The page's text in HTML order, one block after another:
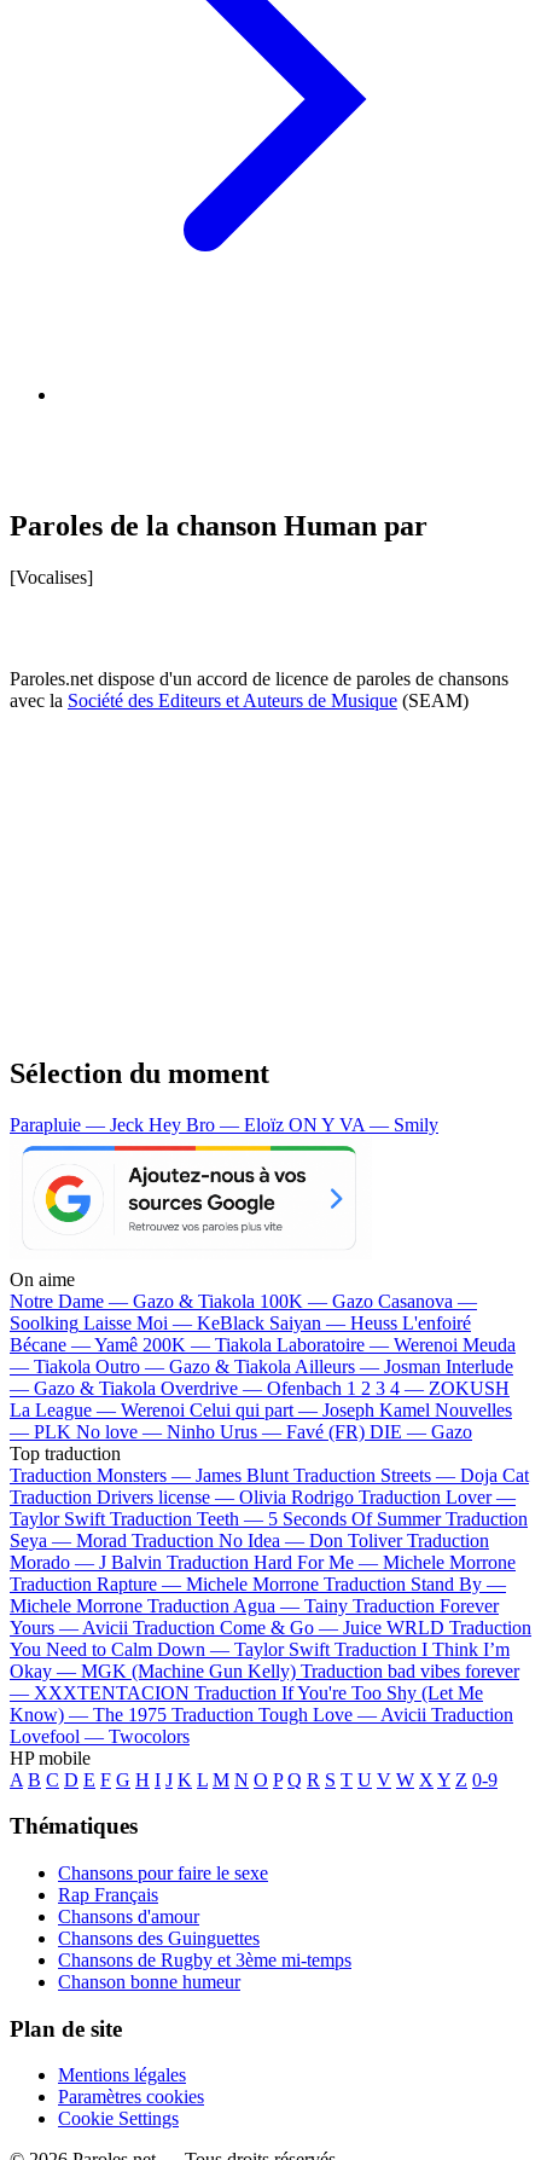
Paroles de la chanson Human par
[Vocalises]
Paroles.net dispose d'un accord de licence de paroles de chansons
avec la Société des Editeurs et Auteurs de Musique (SEAM)
Sélection du moment
Parapluie — Jeck Hey Bro — Eloïz ON Y VA — Smily
On aime
Notre Dame — Gazo & Tiakola 100K — Gazo Casanova —
Soolking Laisse Moi — KeBlack Saiyan — Heuss L'enfoiré
Bécane —Yamê 200K — Tiakola Laboratoire — Werenoi Meuda
— Tiakola Outro — Gazo & Tiakola Ailleurs — Josman Interlude
— Gazo & Tiakola Overdrive — Ofenbach 1 2 3 4 — ZOKUSH
La League — Werenoi Celui qui part — Joseph Kamel Nouvelles
— PLK No love — Ninho Urus — Favé (FR) DIE — Gazo
Top traduction
Traduction Monsters — James Blunt Traduction Streets — Doja Cat
Traduction Drivers license — Olivia Rodrigo Traduction Lover —
Taylor Swift Traduction Teeth — 5 Seconds Of Summer Traduction
Seya — Morad Traduction No Idea — Don Toliver Traduction
Morado — J Balvin Traduction Hard For Me — Michele Morrone
Traduction Rapture — Michele Morrone Traduction Stand By —
Michele Morrone Traduction Agua — Tainy Traduction Forever
Yours — Avicii Traduction Come & Go — Juice WRLD Traduction
You Need to Calm Down — Taylor Swift Traduction I Think I’m
Okay — MGK (Machine Gun Kelly) Traduction bad vibes forever
— XXXTENTACION Traduction If You're Too Shy (Let Me
Know) — The 1975 Traduction Tough Love — Avicii Traduction
Lovefool — Twocolors
HP mobile
A B C D E F G H I J K L M N O P Q R S T U V W X Y Z 0-9
Thématiques
Chansons pour faire le sexe
Rap Français
Chansons d'amour
Chansons des Guinguettes
Chansons de Rugby et 3ème mi-temps
Chanson bonne humeur
Plan de site
Mentions légales
Paramètres cookies
Cookie Settings